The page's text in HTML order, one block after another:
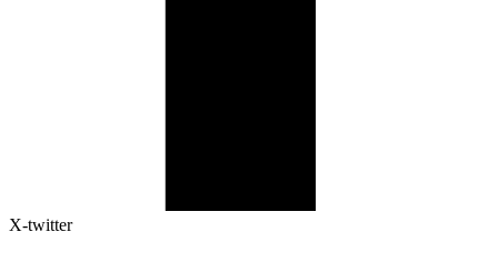
X-twitter